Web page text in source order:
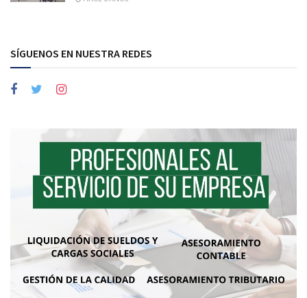
SÍGUENOS EN NUESTRA REDES